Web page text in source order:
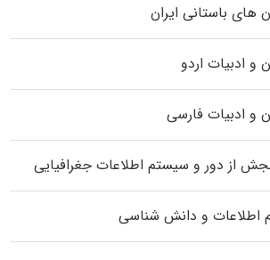
های باستانی ایران
و ادبیات اردو
و ادبیات فارسی
از دور و سیستم اطلاعات جغرافیایی
اطلاعات و دانش شناسی